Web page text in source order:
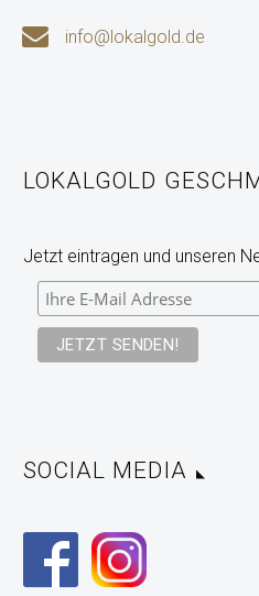

 info@lokalgold.de
LOKALGOLD
Jetzt eintragen und unseren
SOCIAL MEDIA